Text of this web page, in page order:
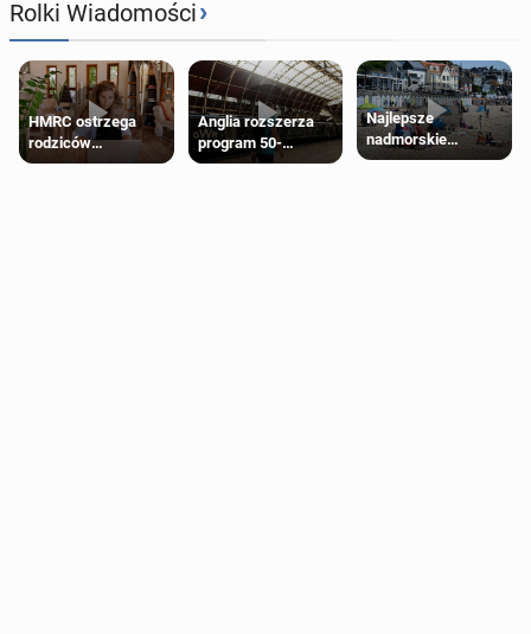
Rolki Wiadomości›
HMRC ostrzega
rodziców
pobierających Child
Anglia rozszerza
program 50-
procentowych
Najlepsze
nadmorskie
miasteczko blisko